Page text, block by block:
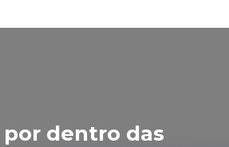
por dentro das